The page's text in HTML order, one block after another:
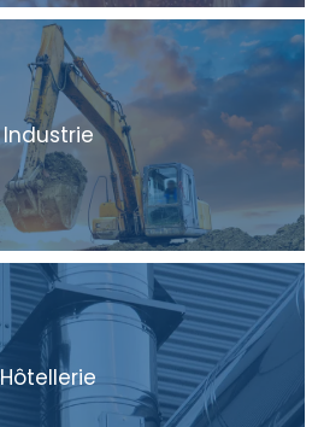
Industrie
Hôtellerie